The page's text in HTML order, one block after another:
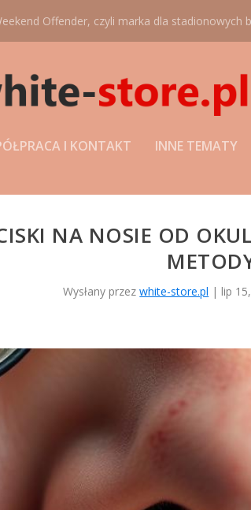
Offender, czyli marka dla stadionowych
I KONTAKT INNE TEMATY
NA NOSIE OD
Wysłany przezwhite-store.pl | lip